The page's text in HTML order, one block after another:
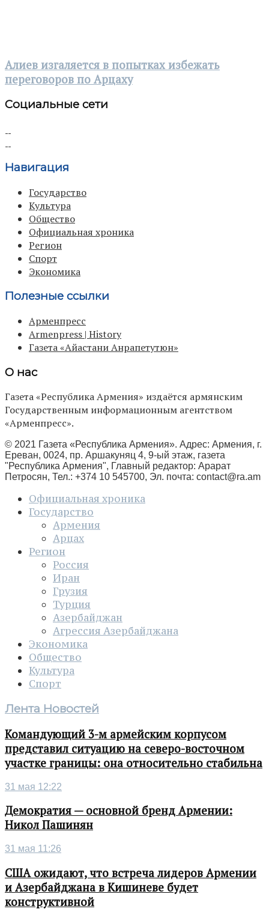
Алиев изгаляется в попытках избежать
переговоров по Арцаху
Социальные сети
Навигация
Государство
Культура
Общество
Официальная хроника
Регион
Спорт
Экономика
Полезные ссылки
Арменпресс
Armenpress | History
Газета «Айастани Анрапетутюн»
О нас
Газета «Республика Армения» издаётся армянским
Государственным информационным агентством
«Арменпресс».
© 2021 Газета «Республика Армения». Адрес: Армения, г.
Ереван, 0024, пр. Аршакуняц 4, 9-ый этаж, газета
"Республика Армения", Главный редактор: Арарат
Петросян, Тел.: +374 10 545700, Эл. почта: contact@ra.am
Официальная хроника
Государство
Армения
Арцах
Регион
Россия
Иран
Грузия
Турция
Азербайджан
Агрессия Азербайджана
Экономика
Общество
Культура
Спорт
Лента Новостей
Командующий 3-м армейским корпусом
представил ситуацию на северо-восточном
участке границы: она относительно стабильна
31 мая 12:22
Демократия — основной бренд Армении:
Никол Пашинян
31 мая 11:26
США ожидают, что встреча лидеров Армении
и Азербайджана в Кишиневе будет
конструктивной